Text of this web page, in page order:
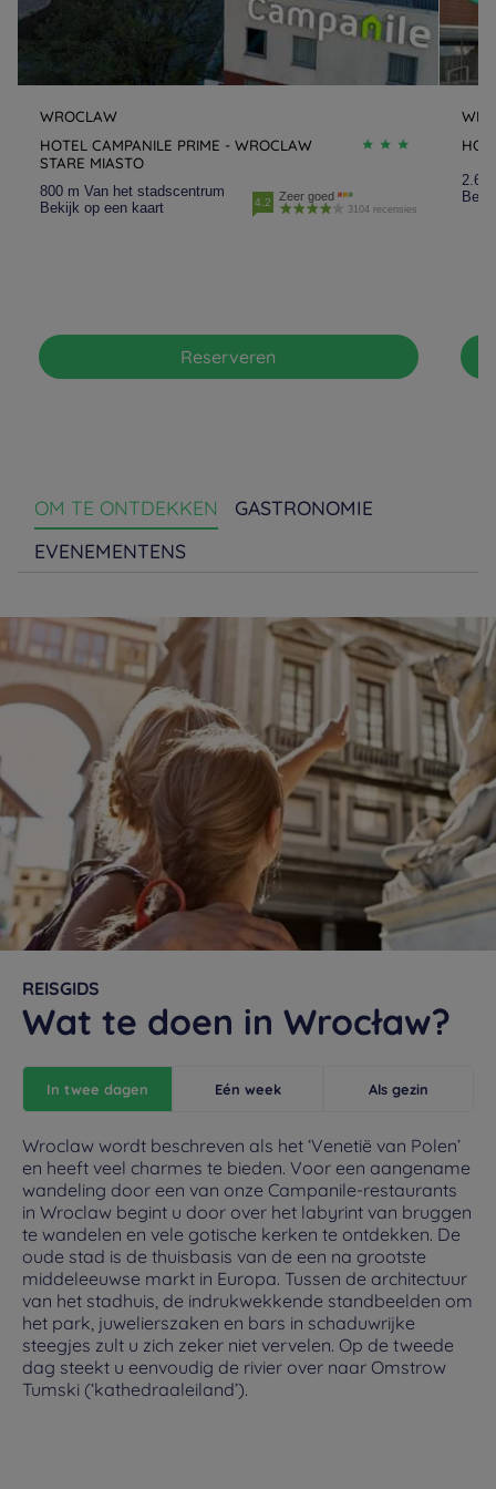
WROCLAW
HOTEL CAMPANILE PRIME - WROCLAW
STARE MIASTO
800 m Van het stadscentrum
Bekijk op een kaart
4.2 Zeer goed
3104 recensies
Reserveren
2.6
OM TE ONTDEKKEN
GASTRONOMIE
EVENEMENTENS
REISGIDS
Wat te doen in Wrocław?
In twee dagen Eén week Als gezin
Wroclaw wordt beschreven als het ‘Venetië van Polen’
en heeft veel charmes te bieden. Voor een aangename
wandeling door een van onze Campanile-restaurants
in Wroclaw begint u door over het labyrint van bruggen
te wandelen en vele gotische kerken te ontdekken. De
oude stad is de thuisbasis van de een na grootste
middeleeuwse markt in Europa. Tussen de architectuur
van het stadhuis, de indrukwekkende standbeelden om
het park, juwelierszaken en bars in schaduwrijke
steegjes zult u zich zeker niet vervelen. Op de tweede
dag steekt u eenvoudig de rivier over naar Omstrow
Tumski (‘kathedraaleiland’).